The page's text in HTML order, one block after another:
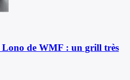
de WMF : un grill très